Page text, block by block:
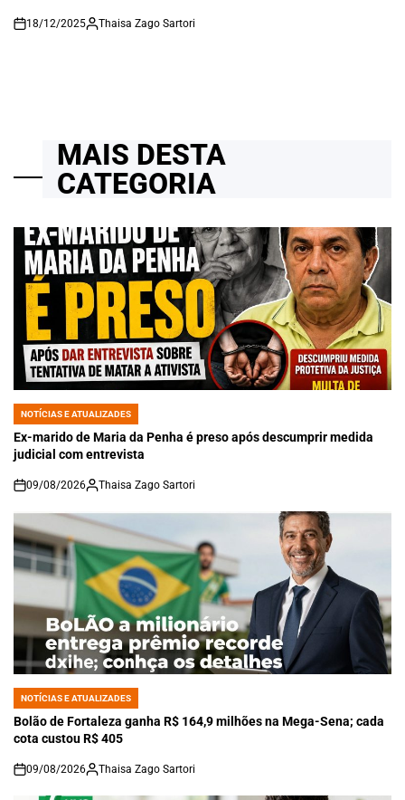
on
18/12/2025 Thaisa Zago Sartori
MAIS DESTA
CATEGORIA
POSTED
IN
NOTÍCIAS E ATUALIZADES
Ex-marido de Maria da Penha é preso após descumprir medida
judicial com entrevista
on
09/08/2026 Thaisa Zago Sartori
POSTED
IN
NOTÍCIAS E ATUALIZADES
Bolão de Fortaleza ganha R$ 164,9 milhões na Mega-Sena; cada
cota custou R$ 405
on
09/08/2026 Thaisa Zago Sartori